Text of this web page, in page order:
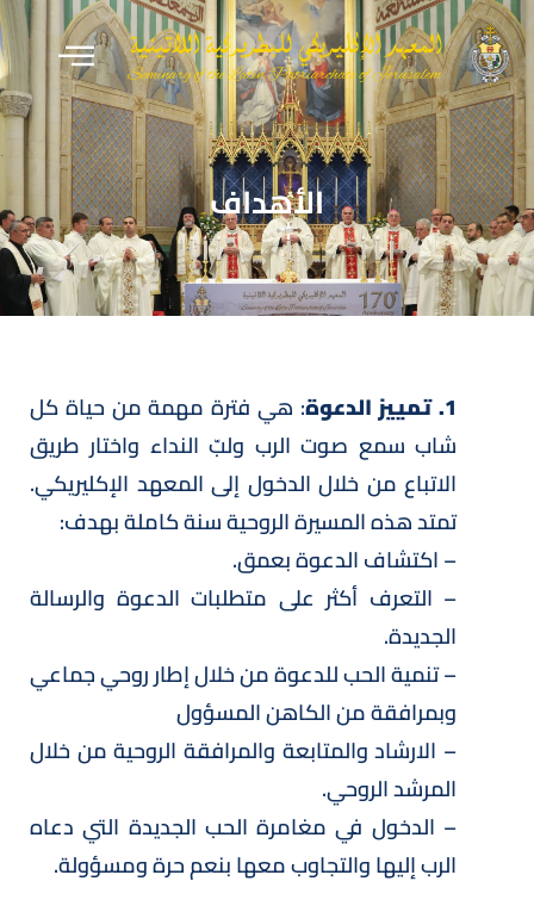
الأهداف
1. تمييز الدعوة
: هي فترة مهمة من حياة كل
شاب سمع صوت الرب ولبّ النداء واختار طريق
الاتباع من خلال الدخول إلى المعهد الإكليريكي.
تمتد هذه المسيرة الروحية سنة كاملة بهدف:
– اكتشاف الدعوة بعمق.
– التعرف أكثر على متطلبات الدعوة والرسالة
الجديدة.
– تنمية الحب للدعوة من خلال إطار روحي جماعي
وبمرافقة من الكاهن المسؤول
– الارشاد والمتابعة والمرافقة الروحية من خلال
المرشد الروحي.
– الدخول في مغامرة الحب الجديدة التي دعاه
الرب إليها والتجاوب معها بنعم حرة ومسؤولة.